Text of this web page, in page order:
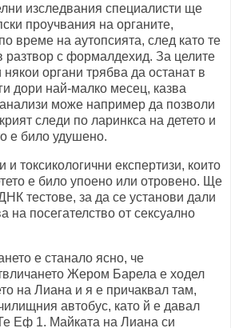
изследвания специалисти ще
проучвания на органите,
време на аутопсията, след като те
разтвор с формалдехид. За целите
органи трябва да останат в
дори най-малко месец, казва
може например да позволи
следи по ларинкса на детето и
е било удушено.
токсикологични експертизи, които
е било упоено или отровено. Ще
тестове, за да се установи дали
на посегателство от сексуално
е станало ясно, че
Жером Барела е ходел
на Лиана и я е причаквал там,
автобус, като й е давал
Еф 1. Майката на Лиана си